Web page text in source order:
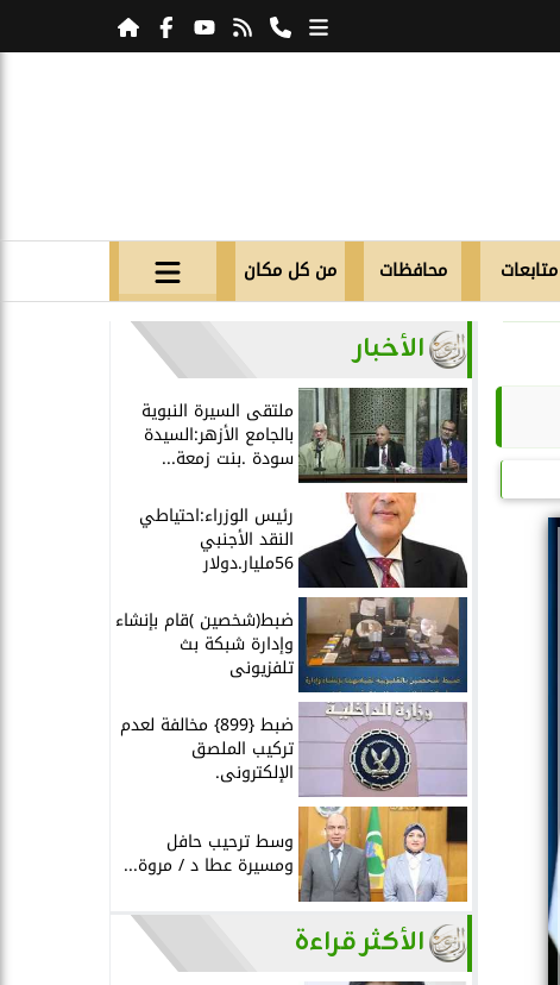
متابعات محافظات من كل مكان
الأخبار
ملتقى السيرة النبوية
بالجامع الأزهر:السيدة
سودة .بنت زمعة...
رئيس الوزراء:احتياطي
النقد الأجنبي
56مليار.دولار
ضبط(شخصين )قام بإنشاء
وإدارة شبكة بث
تلفزيونى
ضبط {899} مخالفة لعدم
تركيب الملصق
الإلكترونى.
وسط ترحيب حافل
ومسيرة عطا د / مروة...
الأكثر قراءة